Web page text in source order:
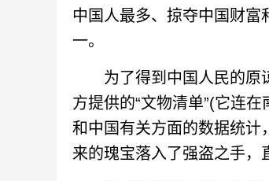
中国人最多、掠夺中国财
一。
为了得到中国人民的原谅
方提供的“文物清单”(它连
和中国有关方面的数据统计
来的瑰宝落入了强盗之手，